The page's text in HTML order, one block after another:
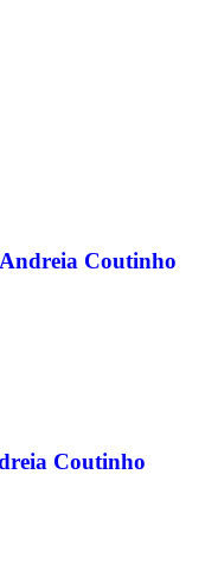
Coutinho
Coutinho